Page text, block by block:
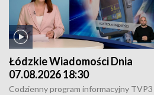
Łódzkie Wiadomości Dnia
07.08.2026 18:30
Codzienny program informacyjny TVP3